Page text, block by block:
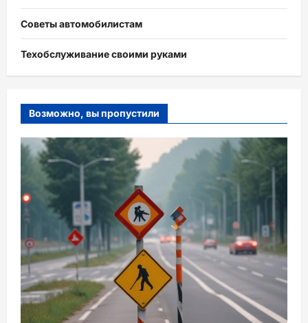
Советы автомобилистам
Техобслуживание своими руками
Возможно, вы пропустили